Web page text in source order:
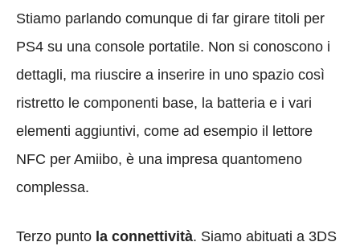
Stiamo parlando comunque di far girare titoli per
PS4 su una console portatile. Non si conoscono i
dettagli, ma riuscire a inserire in uno spazio così
ristretto le componenti base, la batteria e i vari
elementi aggiuntivi, come ad esempio il lettore
NFC per Amiibo, è una impresa quantomeno
complessa.
Terzo punto la connettività. Siamo abituati a 3DS